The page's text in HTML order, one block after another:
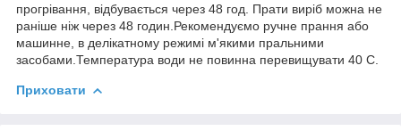
прогрівання, відбувається через 48 год. Прати виріб можна не
раніше ніж через 48 годин.Рекомендуємо ручне прання або
машинне, в делікатному режимі м'якими пральними
засобами.Температура води не повинна перевищувати 40 С.
Приховати